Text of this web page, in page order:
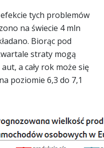
tych problemów
na świecie 4 mln
Biorąc pod
straty mogą
a cały rok może się
poziomie 6,3 do 7,1